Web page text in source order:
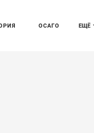
ЕЩЁ
ОСАГО